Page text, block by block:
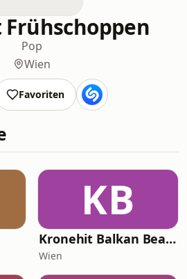
Pop
Wien
Favoriten
KB
Kronehit Balkan Beats
Wien